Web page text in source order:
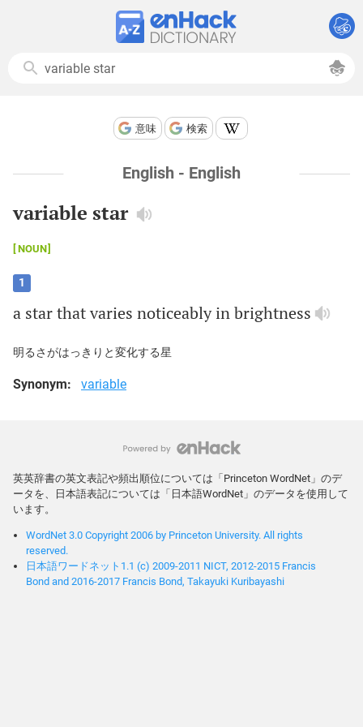
意味 検索
English - English
variable star
NOUN
1
a starthatvaries noticeably inbrightness
明るさがはっきりと変化する星
Synonym: variable
英英辞書の英文表記や頻出順位については「Princeton WordNet」のデ
ータを、日本語表記については「日本語WordNet」のデータを使用して
います。
WordNet 3.0 Copyright 2006 by Princeton University. All rights
reserved.
日本語ワードネット1.1 (c) 2009-2011 NICT, 2012-2015 Francis
Bond and 2016-2017 Francis Bond, Takayuki Kuribayashi